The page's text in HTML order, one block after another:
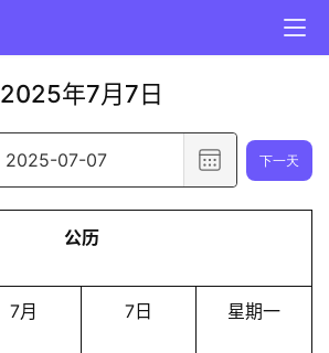
2025年7月7日
选
日
下一天
公历
7月 7日 星期一